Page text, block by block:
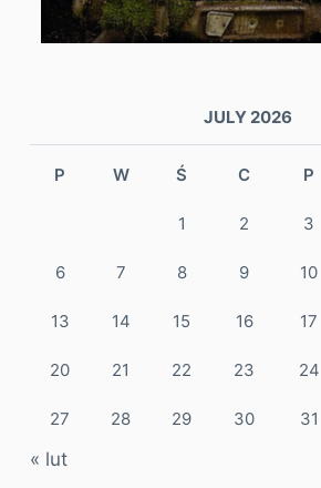
JULY 2026
P W Ś C P
1 2 3
6 7 8 9 10
13 14 15 16 17
20 21 22 23 24
27 28 29 30 31
« lut